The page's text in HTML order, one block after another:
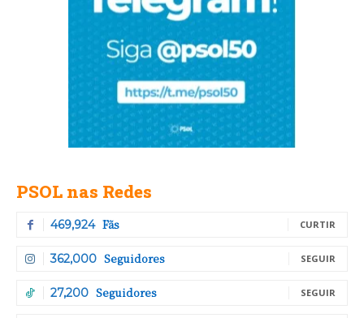
PSOL nas Redes
469,924 Fãs CURTIR
362,000 Seguidores SEGUIR
27,200 Seguidores SEGUIR